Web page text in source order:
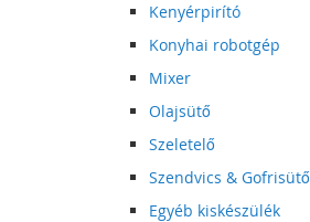
Kenyérpirító
Konyhai robotgép
Mixer
Olajsütő
Szeletelő
Szendvics & Gofrisütő
Egyéb kiskészülék